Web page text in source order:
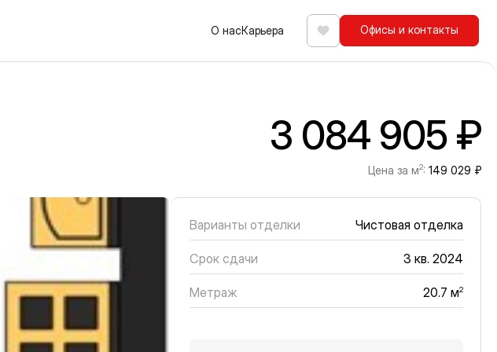
О насКарьера Избранное
Офисы и контакты
3 084 905 ₽
Цена за м2: 149 029 ₽
Варианты отделки Чистовая отделка
Срок сдачи 3 кв. 2024
Метраж 20.7 м2